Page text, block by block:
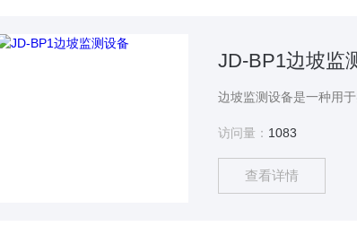
JD-BP1边坡监
访问量： 1083
查看详情